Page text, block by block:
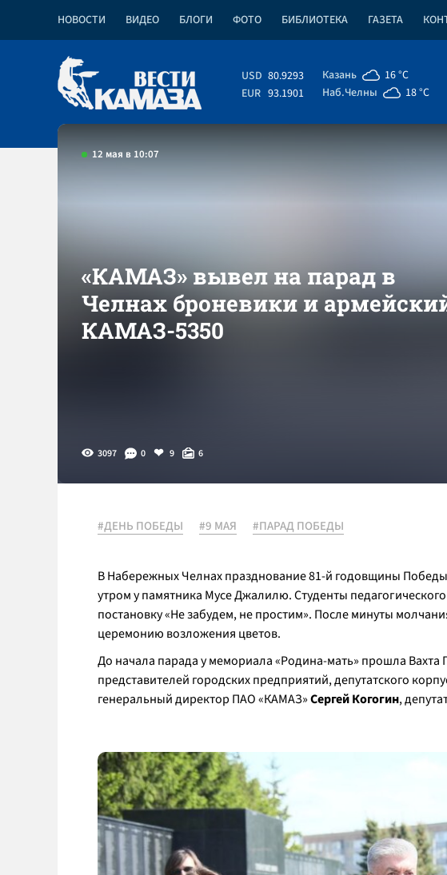
НОВОСТИ ВИДЕО БЛОГИ ФОТО БИБЛИОТЕКА ГАЗЕТА
USD 80.9293
EUR 93.1901
Казань
16 °C
Наб.Челны
18 °C
12 мая в 10:07
«КАМАЗ» вывел на парад в
Челнах броневики и
КАМАЗ-5350
3097 0 9 6
#ДЕНЬ ПОБЕДЫ #9 МАЯ #ПАРАД ПОБЕДЫ
В Набережных Челнах празднование 81-й годовщины
утром у памятника Мусе Джалилю. Студенты
постановку «Не забудем, не простим». После минуты
церемонию возложения цветов.
До начала парада у мемориала «Родина-мать» прошла Вахта
представителей городских предприятий, депутатского
генеральный директор ПАО «КАМАЗ»Сергей Когогин,